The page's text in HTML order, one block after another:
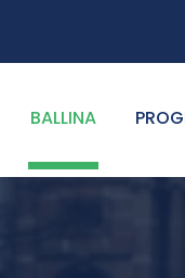
BALLINA